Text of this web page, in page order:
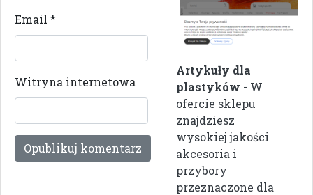
Email *
Witryna internetowa
Artykuły dla
plastyków - W
ofercie sklepu
znajdziesz
wysokiej jakości
akcesoria i
przybory
przeznaczone dla